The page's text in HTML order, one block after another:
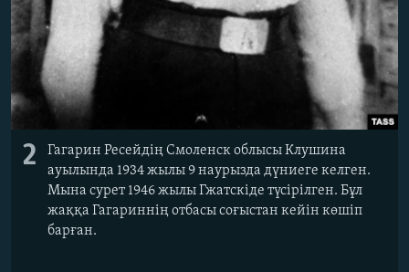
2
Гагарин Ресейдің Смоленск облысы Клушина
ауылында 1934 жылы 9 наурызда дүниеге келген.
Мына сурет 1946 жылы Гжатскіде түсірілген. Бұл
жаққа Гагариннің отбасы соғыстан кейін көшіп
барған.